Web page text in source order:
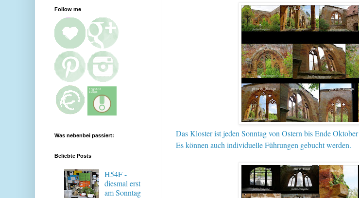
Das Kloster ist jeden Sonntag von Ostern bis Ende Oktober
Es können auch individuelle Führungen gebucht werden.
Follow me
Was nebenbei passiert:
Beliebte Posts
H54F -
diesmal erst
am Sonntag